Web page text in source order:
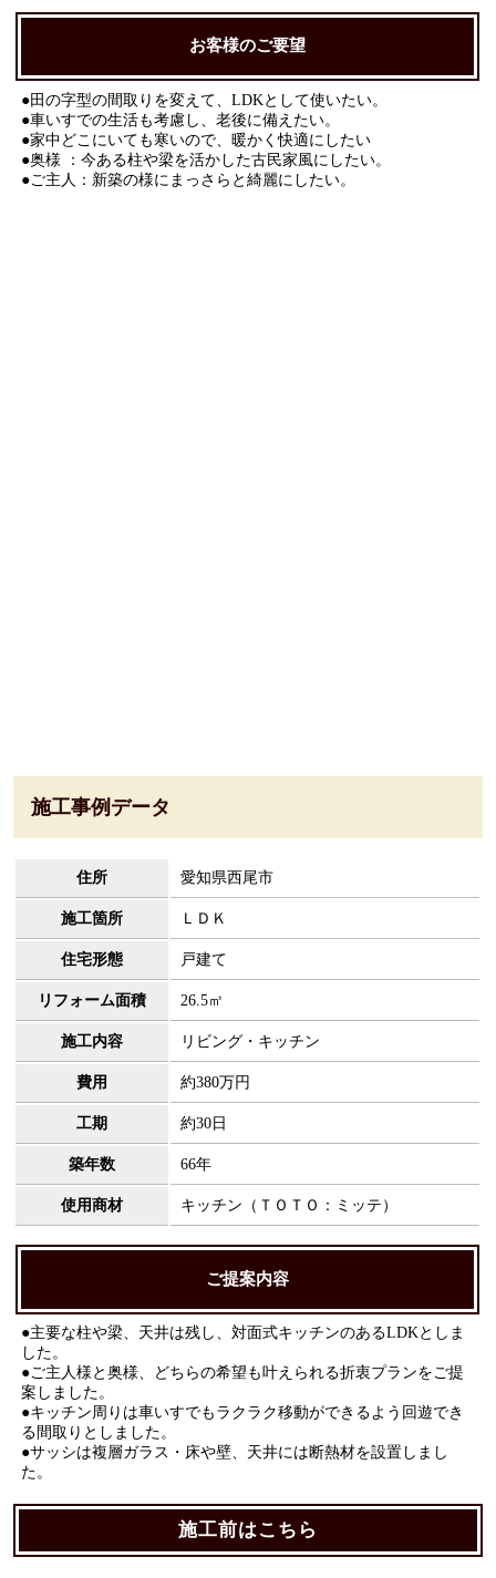
お客様のご要望
●田の字型の間取りを変えて、LDKとして使いたい。
●車いすでの生活も考慮し、老後に備えたい。
●家中どこにいても寒いので、暖かく快適にしたい
●奥様 ：今ある柱や梁を活かした古民家風にしたい。
●ご主人：新築の様にまっさらと綺麗にしたい。
施工事例データ
住所 愛知県西尾市
施工箇所 ＬＤＫ
住宅形態 戸建て
リフォーム面積 26.5㎡
施工内容 リビング・キッチン
費用 約380万円
工期 約30日
築年数 66年
使用商材 キッチン（ＴＯＴＯ：ミッテ）
ご提案内容
●主要な柱や梁、天井は残し、対面式キッチンのあるLDKとしま
した。
●ご主人様と奥様、どちらの希望も叶えられる折衷プランをご提
案しました。
●キッチン周りは車いすでもラクラク移動ができるよう回遊でき
る間取りとしました。
●サッシは複層ガラス・床や壁、天井には断熱材を設置しまし
た。
施工前はこちら